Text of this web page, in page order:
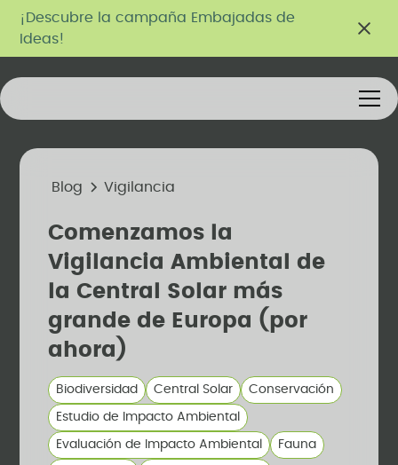
¡Descubre la campaña Embajadas de
Ideas!
Blog Vigilancia
Comenzamos la
Vigilancia Ambiental de
la Central Solar más
grande de Europa (por
ahora)
Biodiversidad Central Solar Conservación
Estudio de Impacto Ambiental
Evaluación de Impacto Ambiental Fauna